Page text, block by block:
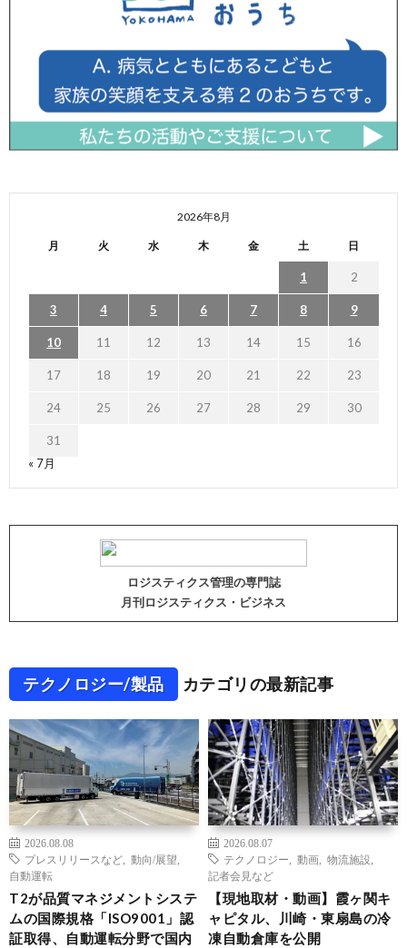
2026年8月
月 火 水 木 金 土 日
1 2
3 4 5 6 7 8 9
10 11 12 13 14 15 16
17 18 19 20 21 22 23
24 25 26 27 28 29 30
31
« 7月
ロジスティクス管理の専門誌
月刊ロジスティクス・ビジネス
テクノロジー/製品 カテゴリの最新記事
2026.08.08
プレスリリースなど
動向/展望
自動運転
T2が品質マネジメントシステ
ムの国際規格「ISO9001」認
証取得、自動運転分野で国内
2026.08.07
テクノロジー
動画 物流施設
記者会見など
【現地取材・動画】霞ヶ関キ
ャピタル、川崎・東扇島の冷
凍自動倉庫を公開